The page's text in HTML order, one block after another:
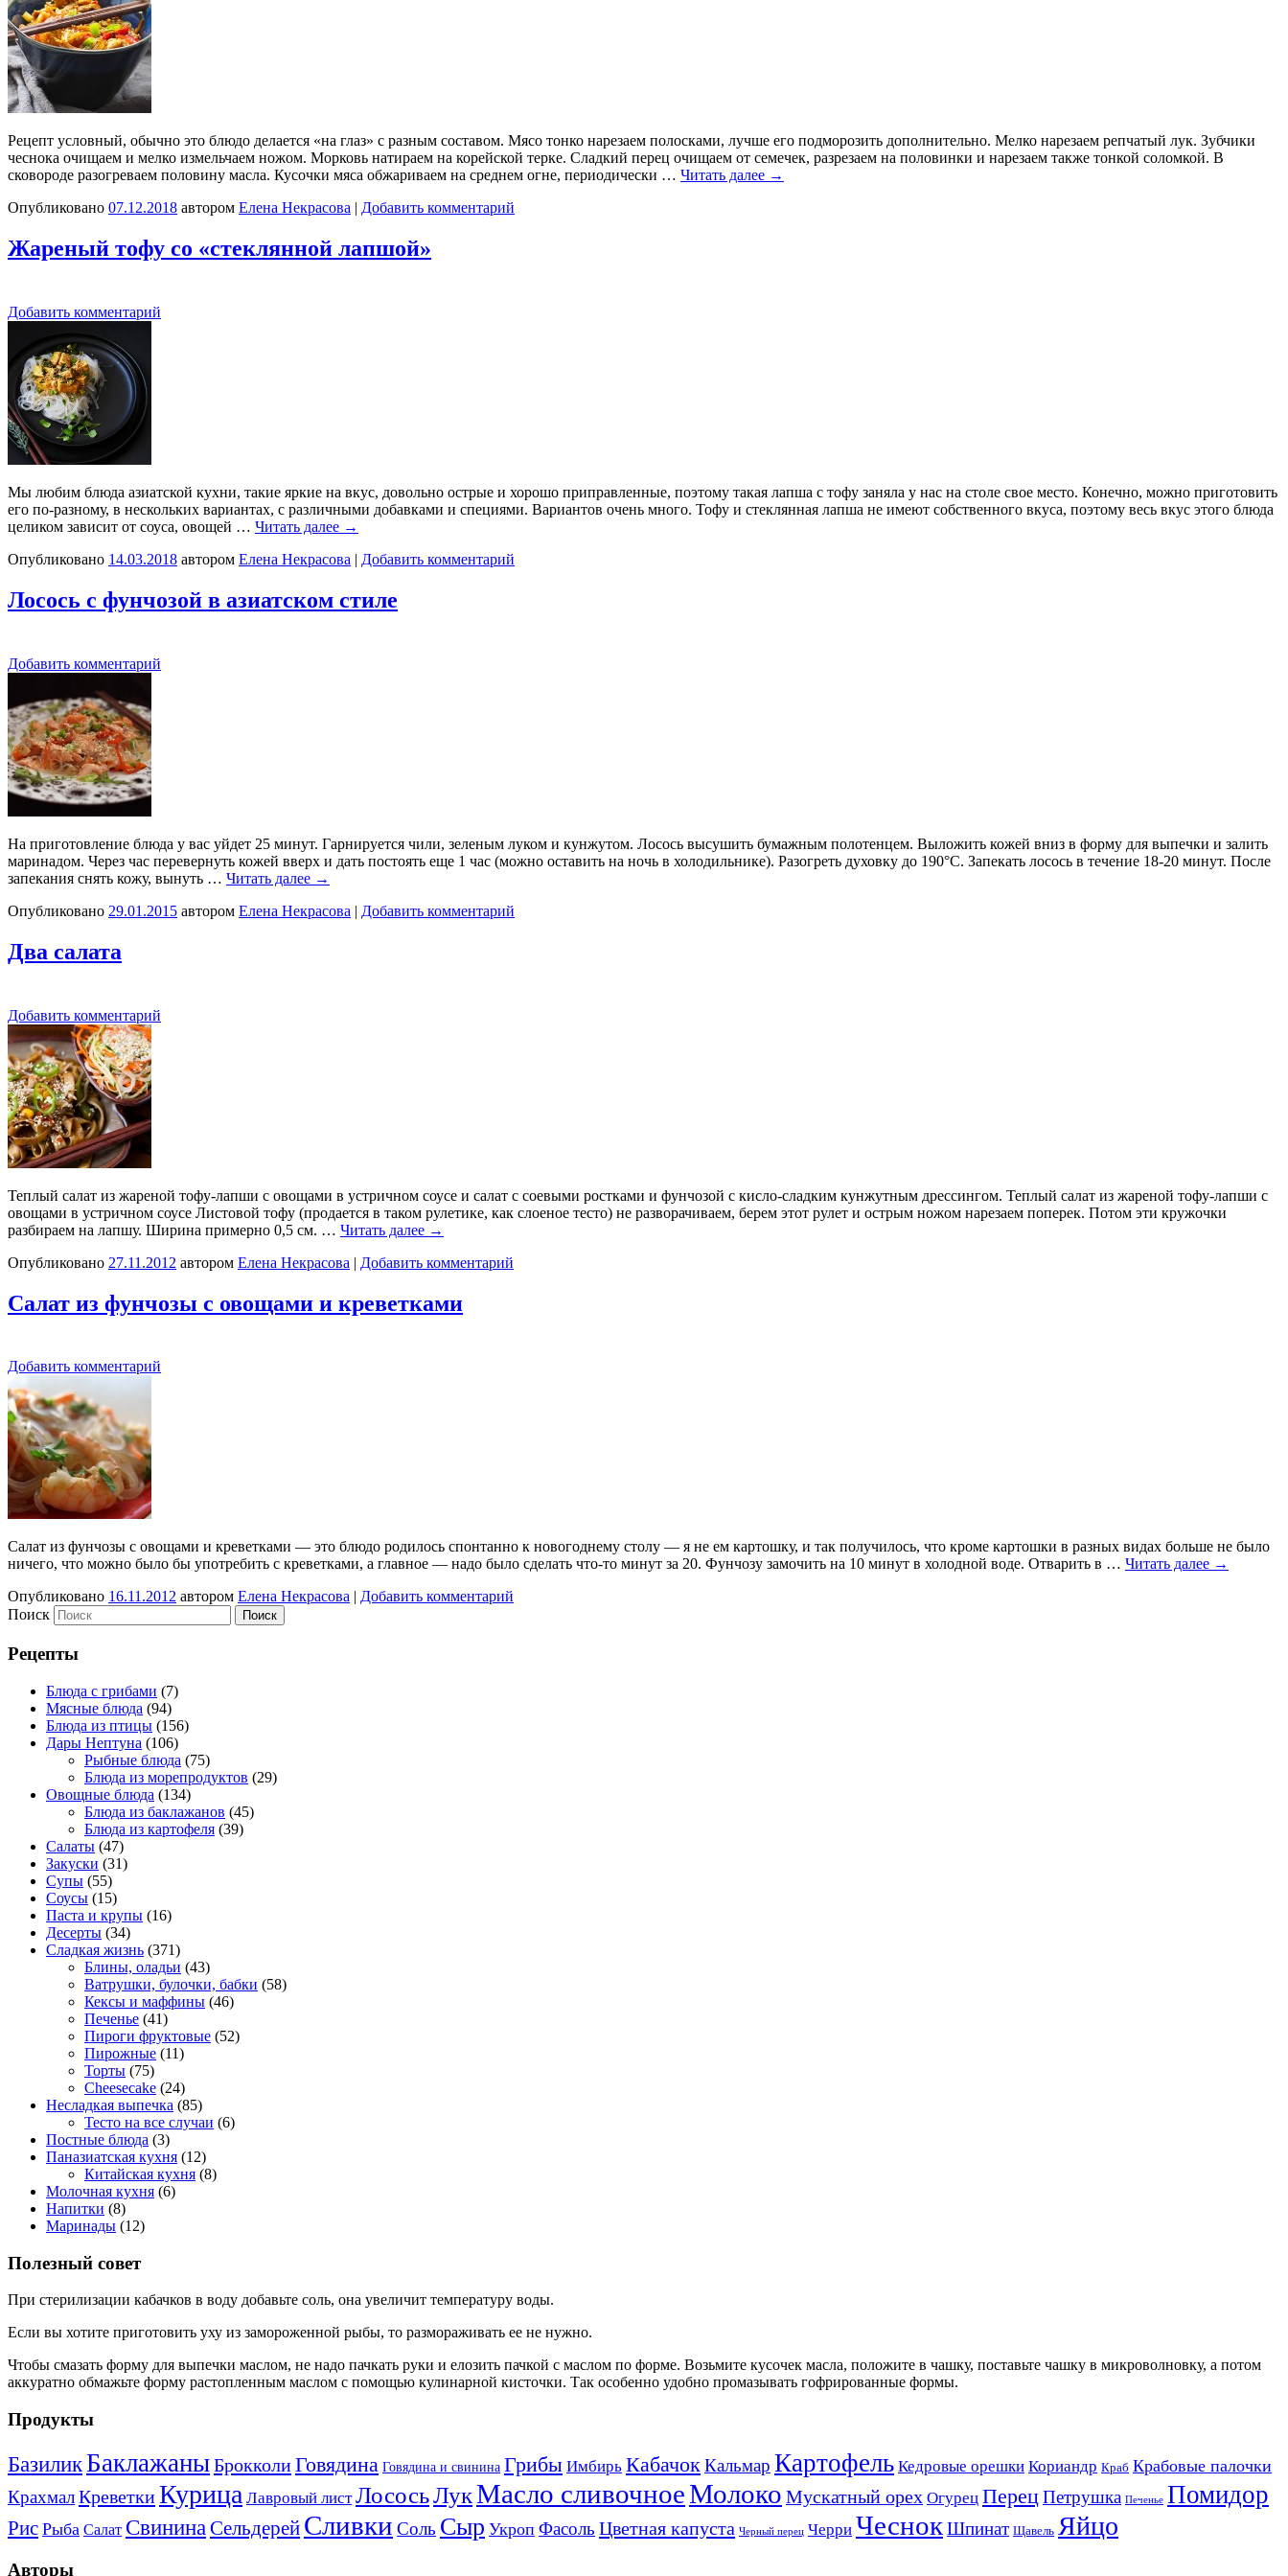
Рецепт условный, обычно это блюдо делается «на глаз» с разным составом. Мясо тонко нарезаем полосками, лучше его подморозить дополнительно. Мелко нарезаем репчатый лук. Зубчики
чеснока очищаем и мелко измельчаем ножом. Морковь натираем на корейской терке. Сладкий перец очищаем от семечек, разрезаем на половинки и нарезаем также тонкой соломкой. В
сковороде разогреваем половину масла. Кусочки мяса обжариваем на среднем огне, периодически … Читать далее →
Опубликовано 07.12.2018 автором Елена Некрасова | Добавить комментарий
Жареный тофу со «стеклянной лапшой»
Добавить комментарий
Мы любим блюда азиатской кухни, такие яркие на вкус, довольно острые и хорошо приправленные, поэтому такая лапша с тофу заняла у нас на столе свое место. Конечно, можно приготовить
его по-разному, в нескольких вариантах, с различными добавками и специями. Вариантов очень много. Тофу и стеклянная лапша не имеют собственного вкуса, поэтому весь вкус этого блюда
целиком зависит от соуса, овощей … Читать далее →
Опубликовано 14.03.2018 автором Елена Некрасова | Добавить комментарий
Лосось с фунчозой в азиатском стиле
Добавить комментарий
На приготовление блюда у вас уйдет 25 минут. Гарнируется чили, зеленым луком и кунжутом. Лосось высушить бумажным полотенцем. Выложить кожей вниз в форму для выпечки и залить
маринадом. Через час перевернуть кожей вверх и дать постоять еще 1 час (можно оставить на ночь в холодильнике). Разогреть духовку до 190°C. Запекать лосось в течение 18-20 минут. После
запекания снять кожу, вынуть … Читать далее →
Опубликовано 29.01.2015 автором Елена Некрасова | Добавить комментарий
Два салата
Добавить комментарий
Теплый салат из жареной тофу-лапши с овощами в устричном соусе и салат с соевыми ростками и фунчозой с кисло-сладким кунжутным дрессингом. Теплый салат из жареной тофу-лапши с
овощами в устричном соусе Листовой тофу (продается в таком рулетике, как слоеное тесто) не разворачиваем, берем этот рулет и острым ножом нарезаем поперек. Потом эти кружочки
разбираем на лапшу. Ширина примерно 0,5 см. … Читать далее →
Опубликовано 27.11.2012 автором Елена Некрасова | Добавить комментарий
Салат из фунчозы с овощами и креветками
Добавить комментарий
Салат из фунчозы с овощами и креветками — это блюдо родилось спонтанно к новогоднему столу — я не ем картошку, и так получилось, что кроме картошки в разных видах больше не было
ничего, что можно было бы употребить с креветками, а главное — надо было сделать что-то минут за 20. Фунчозу замочить на 10 минут в холодной воде. Отварить в … Читать далее →
Опубликовано 16.11.2012 автором Елена Некрасова
Добавить комментарий
Поиск
Рецепты
Блюда с грибами (7)
Мясные блюда (94)
Блюда из птицы (156)
Дары Нептуна (106)
Рыбные блюда (75)
Блюда из морепродуктов (29)
Овощные блюда (134)
Блюда из баклажанов (45)
Блюда из картофеля (39)
Салаты (47)
Закуски (31)
Супы (55)
Соусы (15)
Паста и крупы (16)
Десерты (34)
Сладкая жизнь (371)
Блины, оладьи (43)
Ватрушки, булочки, бабки (58)
Кексы и маффины (46)
Печенье (41)
Пироги фруктовые (52)
Пирожные (11)
Торты (75)
Cheesecake (24)
Несладкая выпечка (85)
Тесто на все случаи (6)
Постные блюда (3)
Паназиатская кухня (12)
Китайская кухня (8)
Молочная кухня (6)
Напитки (8)
Маринады (12)
Полезный совет
При стерилизации кабачков в воду добавьте соль, она увеличит температуру воды.
Если вы хотите приготовить уху из замороженной рыбы, то размораживать ее не нужно.
Чтобы смазать форму для выпечки маслом, не надо пачкать руки и елозить пачкой с маслом по форме. Возьмите кусочек масла, положите в чашку, поставьте чашку в микроволновку, а потом
аккуратно обмажьте форму растопленным маслом с помощью кулинарной кисточки. Так особенно удобно промазывать гофрированные формы.
Продукты
БазиликБаклажаныБрокколиГовядина Говядина и свинина Грибы Имбирь Кабачок Кальмар Картофель Кедровые орешки Кориандр Краб Крабовые палочки
КрахмалКреветкиКурица Лавровый лист ЛососьЛукМасло сливочноеМолоко Мускатный орех Огурец ПерецПетрушка Печенье Помидор
Рис Рыба Салат Свинина Сельдерей Сливки Соль Сыр Укроп Фасоль Цветная капуста Черный перец Черри ЧеснокШпинат Щавель Яйцо
Авторы